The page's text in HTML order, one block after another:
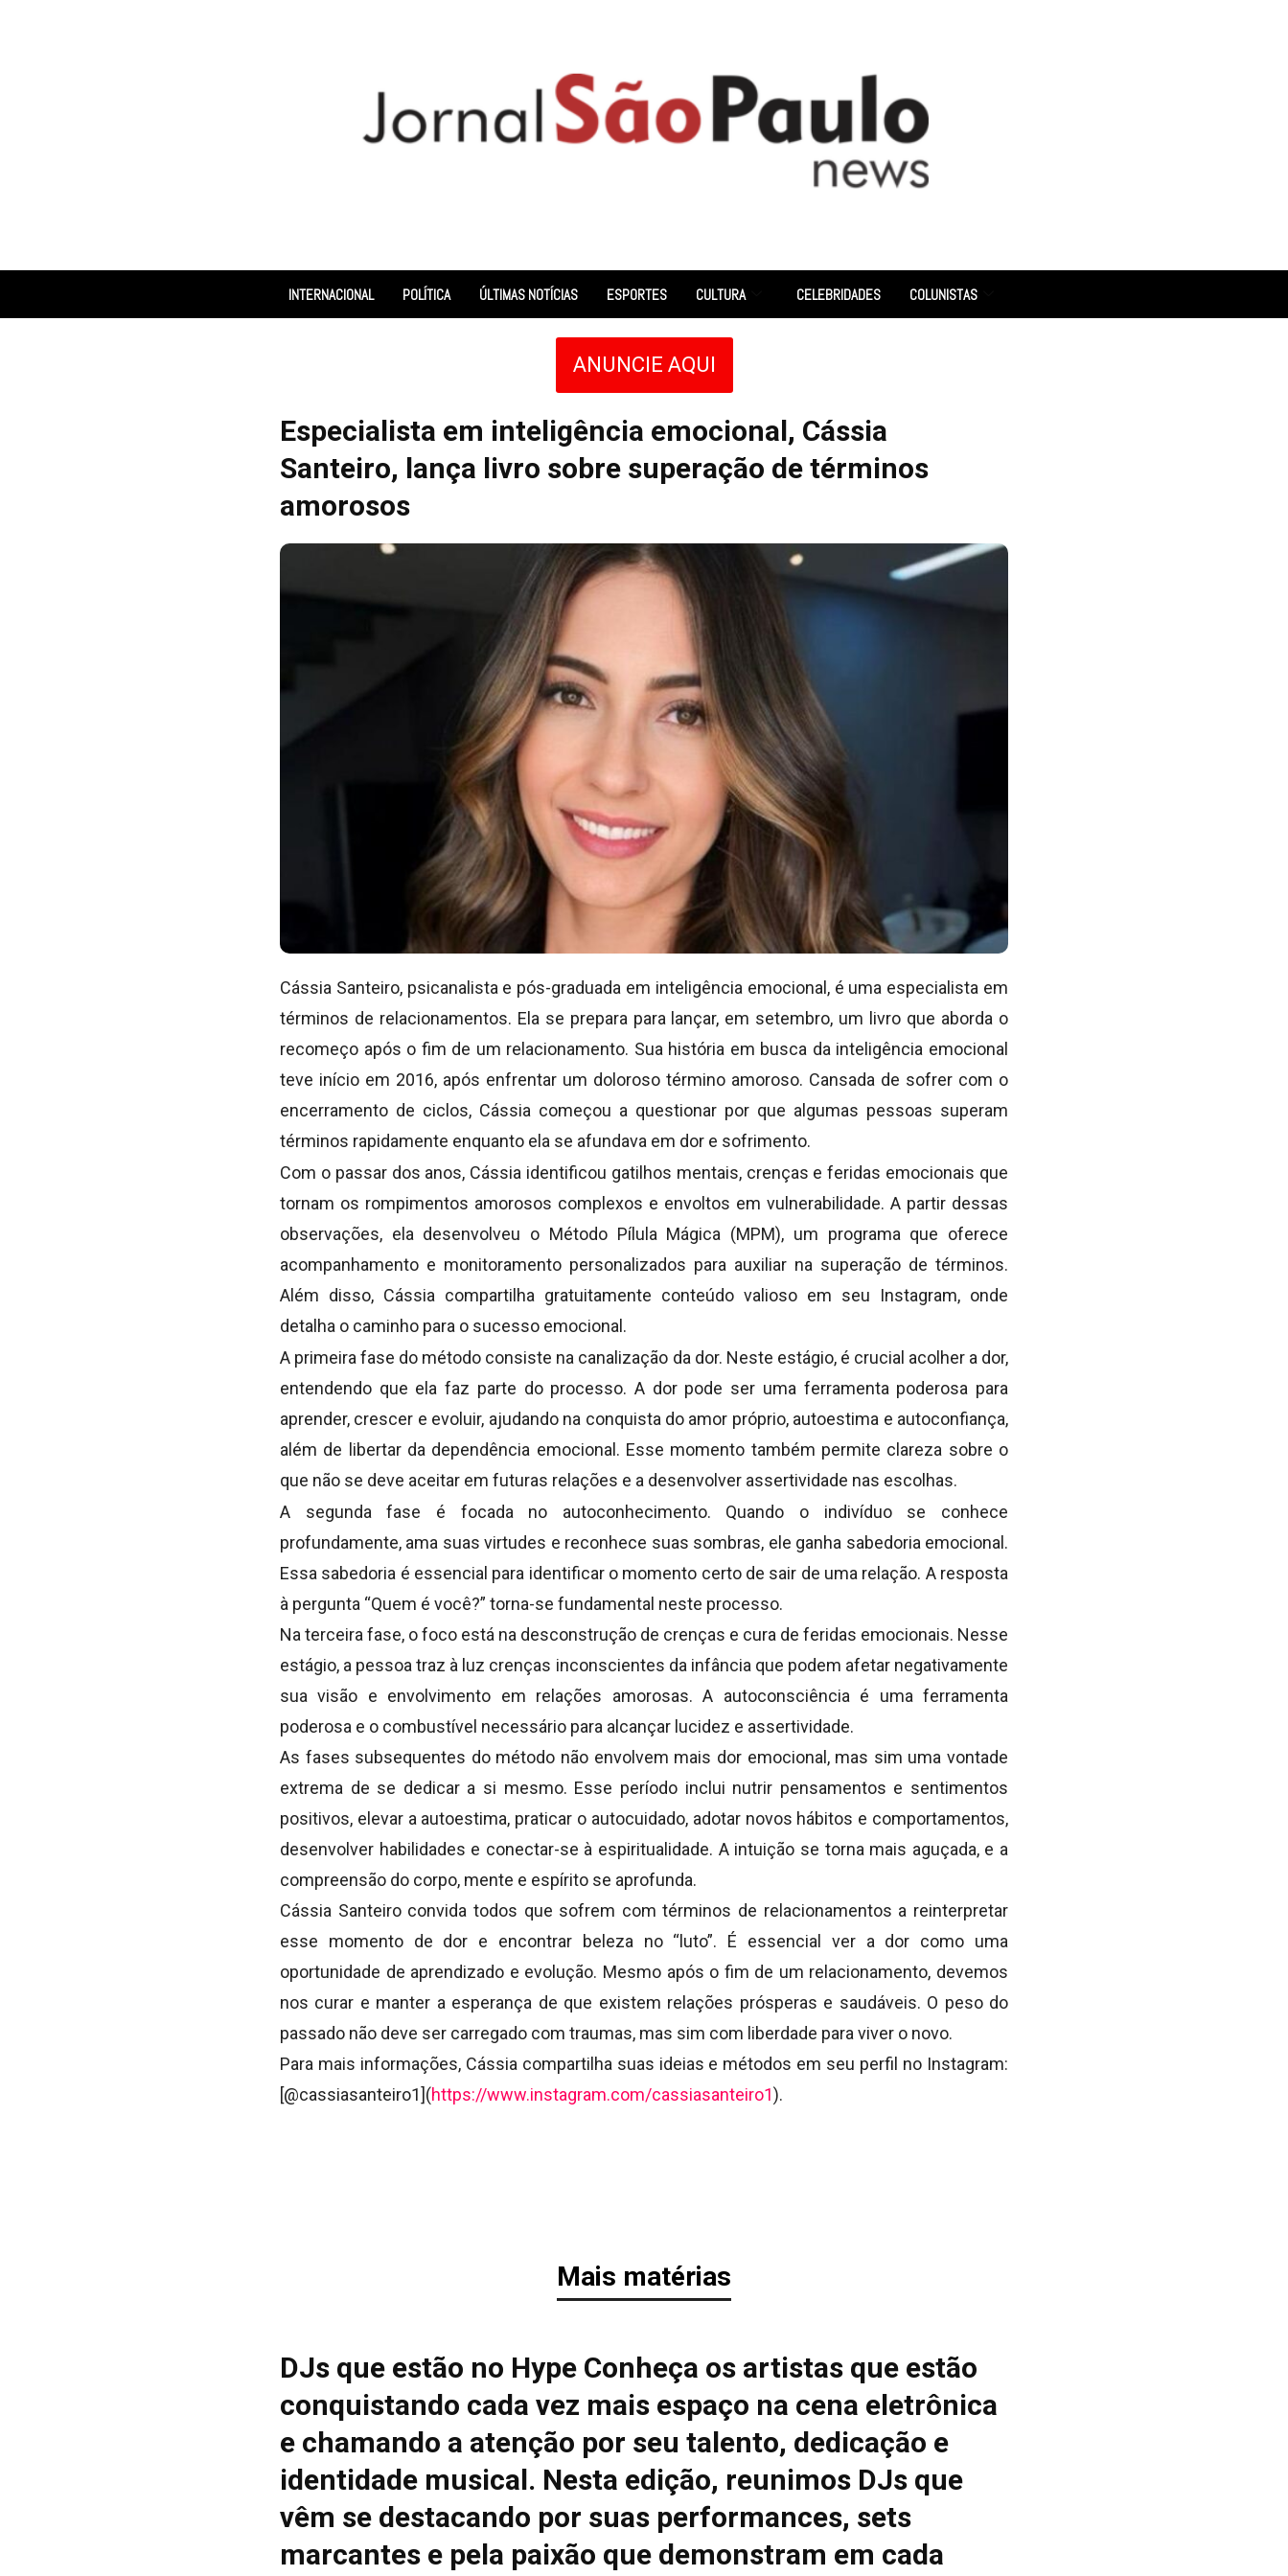
INTERNACIONAL POLÍTICA ÚLTIMAS NOTÍCIAS ESPORTES CULTURA CELEBRIDADES COLUNISTAS
ANUNCIE AQUI
Especialista em inteligência emocional, Cássia
Santeiro, lança livro sobre superação de términos
amorosos
Cássia Santeiro, psicanalista e pós-graduada em inteligência emocional, é uma especialista em
términos de relacionamentos. Ela se prepara para lançar, em setembro, um livro que aborda o
recomeço após o fim de um relacionamento. Sua história em busca da inteligência emocional
teve início em 2016, após enfrentar um doloroso término amoroso. Cansada de sofrer com o
encerramento de ciclos, Cássia começou a questionar por que algumas pessoas superam
términos rapidamente enquanto ela se afundava em dor e sofrimento.
Com o passar dos anos, Cássia identificou gatilhos mentais, crenças e feridas emocionais que
tornam os rompimentos amorosos complexos e envoltos em vulnerabilidade. A partir dessas
observações, ela desenvolveu o Método Pílula Mágica (MPM), um programa que oferece
acompanhamento e monitoramento personalizados para auxiliar na superação de términos.
Além disso, Cássia compartilha gratuitamente conteúdo valioso em seu Instagram, onde
detalha o caminho para o sucesso emocional.
A primeira fase do método consiste na canalização da dor. Neste estágio, é crucial acolher a dor,
entendendo que ela faz parte do processo. A dor pode ser uma ferramenta poderosa para
aprender, crescer e evoluir, ajudando na conquista do amor próprio, autoestima e autoconfiança,
além de libertar da dependência emocional. Esse momento também permite clareza sobre o
que não se deve aceitar em futuras relações e a desenvolver assertividade nas escolhas.
A segunda fase é focada no autoconhecimento. Quando o indivíduo se conhece
profundamente, ama suas virtudes e reconhece suas sombras, ele ganha sabedoria emocional.
Essa sabedoria é essencial para identificar o momento certo de sair de uma relação. A resposta
à pergunta “Quem é você?” torna-se fundamental neste processo.
Na terceira fase, o foco está na desconstrução de crenças e cura de feridas emocionais. Nesse
estágio, a pessoa traz à luz crenças inconscientes da infância que podem afetar negativamente
sua visão e envolvimento em relações amorosas. A autoconsciência é uma ferramenta
poderosa e o combustível necessário para alcançar lucidez e assertividade.
As fases subsequentes do método não envolvem mais dor emocional, mas sim uma vontade
extrema de se dedicar a si mesmo. Esse período inclui nutrir pensamentos e sentimentos
positivos, elevar a autoestima, praticar o autocuidado, adotar novos hábitos e comportamentos,
desenvolver habilidades e conectar-se à espiritualidade. A intuição se torna mais aguçada, e a
compreensão do corpo, mente e espírito se aprofunda.
Cássia Santeiro convida todos que sofrem com términos de relacionamentos a reinterpretar
esse momento de dor e encontrar beleza no “luto”. É essencial ver a dor como uma
oportunidade de aprendizado e evolução. Mesmo após o fim de um relacionamento, devemos
nos curar e manter a esperança de que existem relações prósperas e saudáveis. O peso do
passado não deve ser carregado com traumas, mas sim com liberdade para viver o novo.
Para mais informações, Cássia compartilha suas ideias e métodos em seu perfil no Instagram:
[@cassiasanteiro1](https://www.instagram.com/cassiasanteiro1).
Mais matérias
DJs que estão no Hype Conheça os artistas que estão
conquistando cada vez mais espaço na cena eletrônica
e chamando a atenção por seu talento, dedicação e
identidade musical. Nesta edição, reunimos DJs que
vêm se destacando por suas performances, sets
marcantes e pela paixão que demonstram em cada